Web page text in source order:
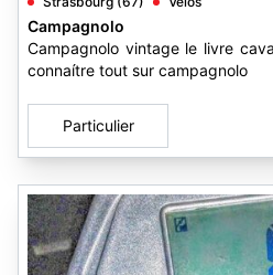
Campagnolo
Campagnolo vintage le livre
connaítre tout sur campagnolo
Particulier